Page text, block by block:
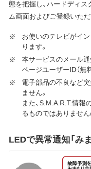
態を把握し、ハードディ
ム画面およびご登録いた
お使いのテレビがイ
ります。
本サービスのメール
ページユーザーID（無
電子部品の不良など
ません。
また、S.M.A.R.T.情報
るものではありません
LEDで異常通知「み